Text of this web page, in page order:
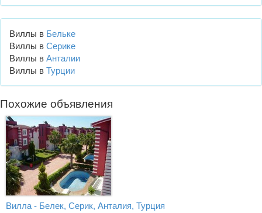
Виллы в Бельке
Виллы в Серике
Виллы в Анталии
Виллы в Турции
Похожие объявления
Вилла - Белек, Серик, Анталия, Турция